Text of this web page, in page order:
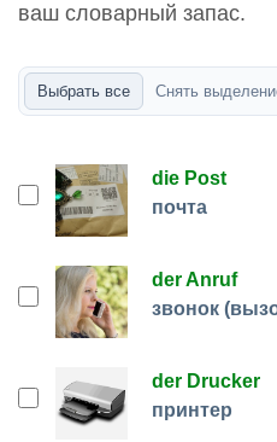
ваш словарный запас.
Выбрать все Снять
die Post
почта
der Anruf
звонок
der Drucker
принтер